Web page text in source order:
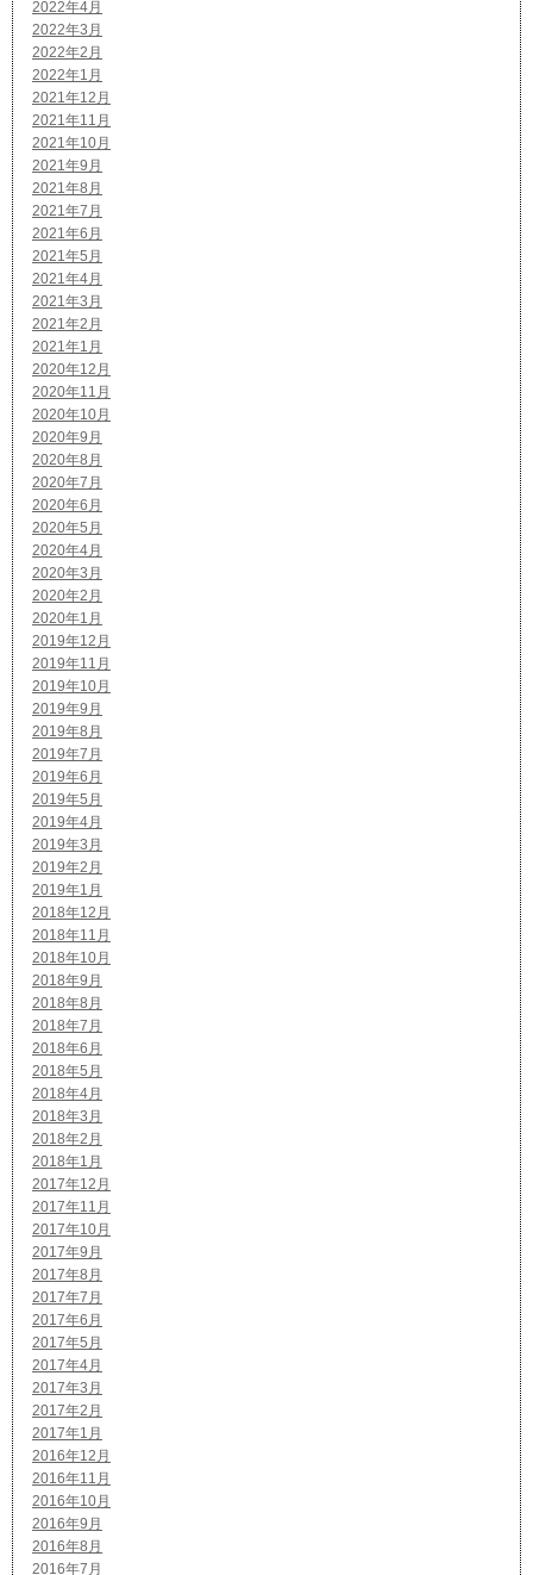
2022年4月
2022年3月
2022年2月
2022年1月
2021年12月
2021年11月
2021年10月
2021年9月
2021年8月
2021年7月
2021年6月
2021年5月
2021年4月
2021年3月
2021年2月
2021年1月
2020年12月
2020年11月
2020年10月
2020年9月
2020年8月
2020年7月
2020年6月
2020年5月
2020年4月
2020年3月
2020年2月
2020年1月
2019年12月
2019年11月
2019年10月
2019年9月
2019年8月
2019年7月
2019年6月
2019年5月
2019年4月
2019年3月
2019年2月
2019年1月
2018年12月
2018年11月
2018年10月
2018年9月
2018年8月
2018年7月
2018年6月
2018年5月
2018年4月
2018年3月
2018年2月
2018年1月
2017年12月
2017年11月
2017年10月
2017年9月
2017年8月
2017年7月
2017年6月
2017年5月
2017年4月
2017年3月
2017年2月
2017年1月
2016年12月
2016年11月
2016年10月
2016年9月
2016年8月
2016年7月